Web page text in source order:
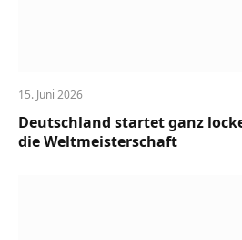
15. Juni 2026
Deutschland startet ganz
die Weltmeisterschaft